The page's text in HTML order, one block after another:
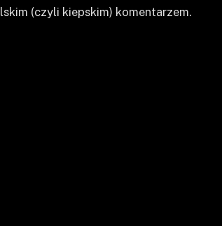
(czyli kiepskim) komentarzem.